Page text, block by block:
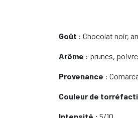
Goût : Chocolat noir,
Arôme : prunes,
Provenance :
Couleur de